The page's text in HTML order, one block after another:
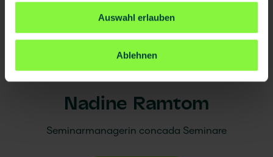
Auswahl erlauben
Ablehnen
Nadine Ramtom
Seminarmanagerin concada Seminare